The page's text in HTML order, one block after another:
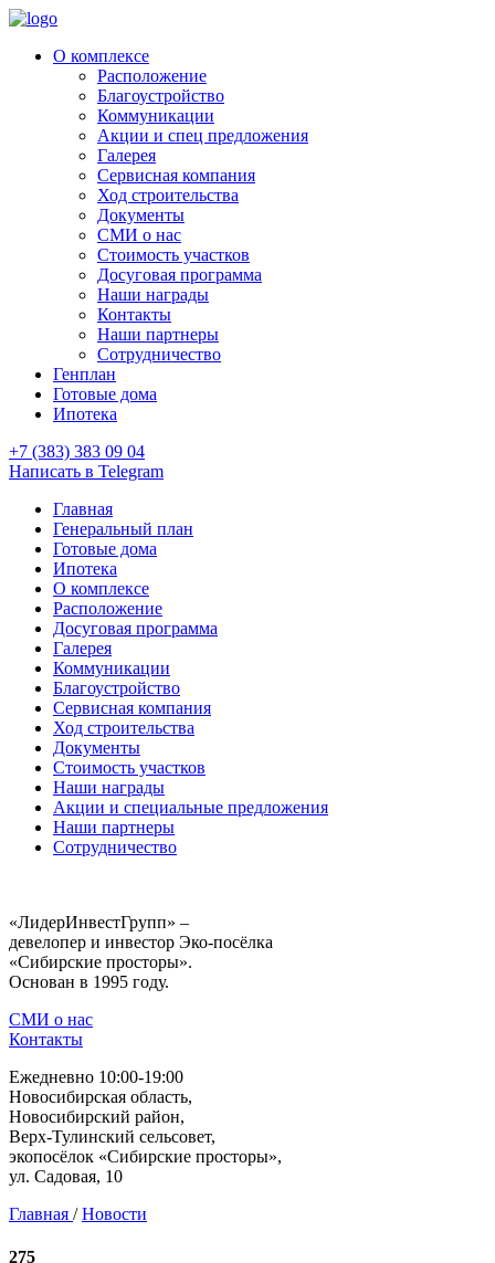
О комплексе
Расположение
Благоустройство
Коммуникации
Акции и спец предложения
Галерея
Сервисная компания
Ход строительства
Документы
СМИ о нас
Стоимость участков
Досуговая программа
Наши награды
Контакты
Наши партнеры
Сотрудничество
Генплан
Готовые дома
Ипотека
+7 (383) 383 09 04
Написать в Telegram
Главная
Генеральный план
Готовые дома
Ипотека
О комплексе
Расположение
Досуговая программа
Галерея
Коммуникации
Благоустройство
Сервисная компания
Ход строительства
Документы
Стоимость участков
Наши награды
Акции и специальные предложения
Наши партнеры
Сотрудничество
«ЛидерИнвестГрупп» –
девелопер и инвестор Эко-посёлка
«Сибирские просторы».
Основан в 1995 году.
СМИ о нас
Контакты
Ежедневно 10:00-19:00
Новосибирская область,
Новосибирский район,
Верх-Тулинский сельсовет,
экопосёлок «Сибирские просторы»,
ул. Садовая, 10
Главная / Новости
275